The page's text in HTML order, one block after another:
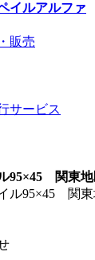
販売
サービス
95×45 関東